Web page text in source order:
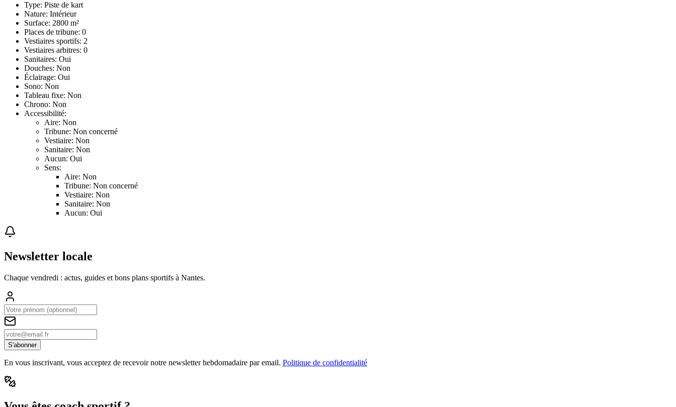
Type: Piste de kart
Nature: Intérieur
Surface: 2800 m²
Places de tribune: 0
Vestiaires sportifs: 2
Vestiaires arbitres: 0
Sanitaires: Oui
Douches: Non
Éclairage: Oui
Sono: Non
Tableau fixe: Non
Chrono: Non
Accessibilité:
Aire: Non
Tribune: Non concerné
Vestiaire: Non
Sanitaire: Non
Aucun: Oui
Sens:
Aire: Non
Tribune: Non concerné
Vestiaire: Non
Sanitaire: Non
Aucun: Oui
Newsletter locale
Chaque vendredi : actus, guides et bons plans sportifs à Nantes.
S'abonner
En vous inscrivant, vous acceptez de recevoir notre newsletter hebdomadaire par email. Politique de confidentialité